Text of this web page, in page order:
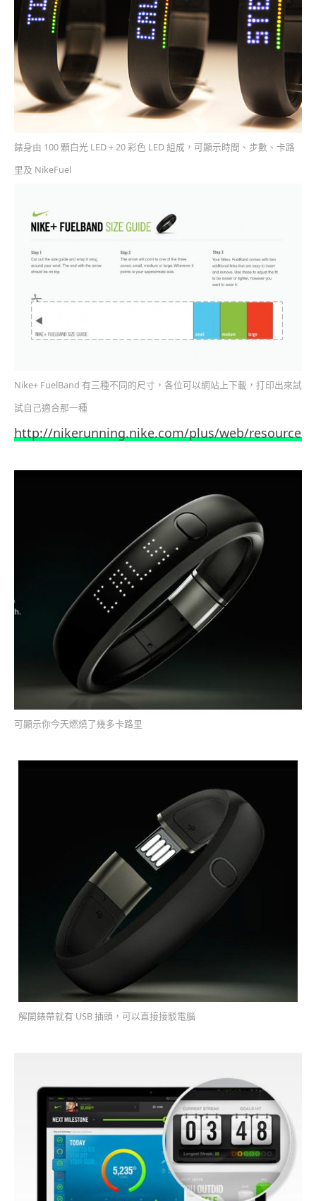
錶身由 100 顆白光 LED + 20 彩色 LED 組成，可顯示時間、步數、卡路
里及 NikeFuel
Nike+ FuelBand 有三種不同的尺寸，各位可以網站上下載，打印出來試
試自己適合那一種
http://nikerunning.nike.com/plus/web/resources/
可顯示你今天燃燒了幾多卡路里
解開錶帶就有 USB 插頭，可以直接接駁電腦